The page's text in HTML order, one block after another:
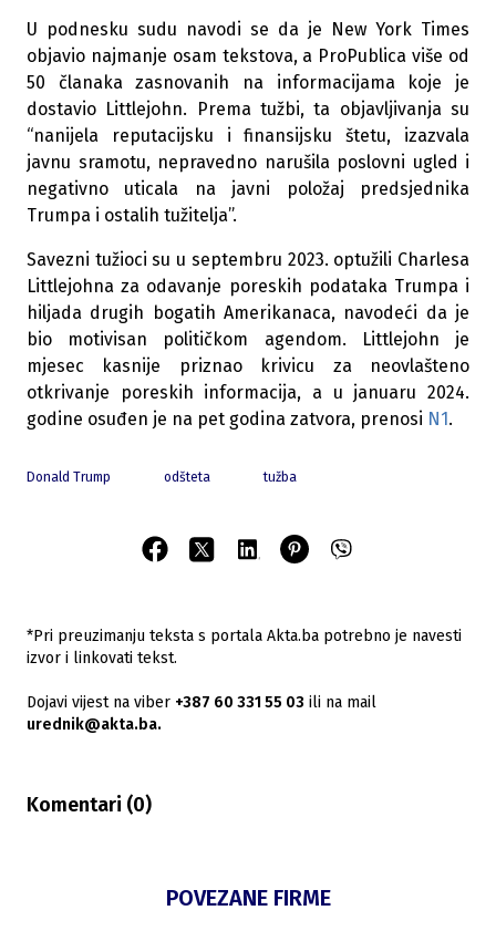
U podnesku sudu navodi se da je New York Times
objavio najmanje osam tekstova, a ProPublica više od
50 članaka zasnovanih na informacijama koje je
dostavio Littlejohn. Prema tužbi, ta objavljivanja su
“nanijela reputacijsku i finansijsku štetu, izazvala
javnu sramotu, nepravedno narušila poslovni ugled i
negativno uticala na javni položaj predsjednika
Trumpa i ostalih tužitelja”.
Savezni tužioci su u septembru 2023. optužili Charlesa
Littlejohna za odavanje poreskih podataka Trumpa i
hiljada drugih bogatih Amerikanaca, navodeći da je
bio motivisan političkom agendom. Littlejohn je
mjesec kasnije priznao krivicu za neovlašteno
otkrivanje poreskih informacija, a u januaru 2024.
godine osuđen je na pet godina zatvora, prenosi N1.
Donald Trump odšteta tužba
*Pri preuzimanju teksta s portala Akta.ba potrebno je navesti
izvor i linkovati tekst.
Dojavi vijest na viber +387 60 331 55 03 ili na mail
urednik@akta.ba.
Komentari (0)
POVEZANE FIRME